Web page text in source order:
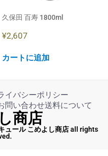
久保田 百寿 1800ml
¥2,607
カートに追加
イバシーポリシー
問い合わせ送料について
商店
ュール こめよし商店 all rights